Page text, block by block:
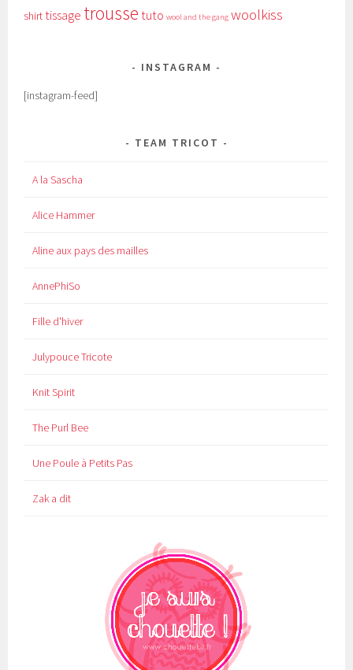
shirt tissage trousse tuto wool and the gang woolkiss
INSTAGRAM
[instagram-feed]
TEAM TRICOT
A la Sascha
Alice Hammer
Aline aux pays des mailles
AnnePhiSo
Fille d'hiver
Julypouce Tricote
Knit Spirit
The Purl Bee
Une Poule à Petits Pas
Zak a dit